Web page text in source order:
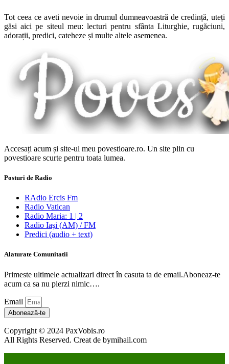
Tot ceea ce aveti nevoie in drumul dumneavoastră de credință, uteți
găsi aici pe siteul meu: lecturi pentru sfânta Liturghie, rugăciuni,
adorații, predici, cateheze și multe altele asemenea.
Accesați acum și site-ul meu povestioare.ro. Un site plin cu
povestioare scurte pentru toata lumea.
Posturi de Radio
RAdio Ercis Fm
Radio Vatican
Radio Maria: 1 | 2
Radio Iaşi (AM) / FM
Predici (audio + text)
Alaturate Comunitatii
Primeste ultimele actualizari direct în casuta ta de email.Aboneaz-te
acum ca sa nu pierzi nimic….
Email
Abonează-te
Copyright © 2024 PaxVobis.ro
All Rights Reserved. Creat de bymihail.com